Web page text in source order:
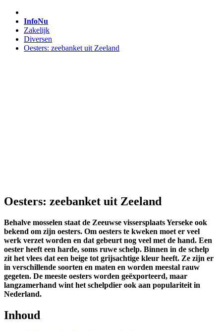
InfoNu
Zakelijk
Diversen
Oesters: zeebanket uit Zeeland
Oesters: zeebanket uit Zeeland
Behalve mosselen staat de Zeeuwse vissersplaats Yerseke ook
bekend om zijn oesters. Om oesters te kweken moet er veel
werk verzet worden en dat gebeurt nog veel met de hand. Een
oester heeft een harde, soms ruwe schelp. Binnen in de schelp
zit het vlees dat een beige tot grijsachtige kleur heeft. Ze zijn er
in verschillende soorten en maten en worden meestal rauw
gegeten. De meeste oesters worden geëxporteerd, maar
langzamerhand wint het schelpdier ook aan populariteit in
Nederland.
Inhoud